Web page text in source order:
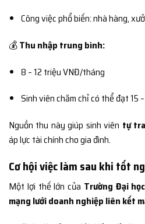
Công việc phổ biến: nhà hàng,
💰Thu nhập trung bình:
8 – 12 triệu VNĐ/tháng
Sinh viên chăm chỉ có thể đạt 15
Nguồn thu này giúp sinh viên tự
áp lực tài chính cho gia đình.
Cơ hội việc làm sau khi tốt
Một lợi thế lớn của Trường Đại
mạng lưới doanh nghiệp liên kết